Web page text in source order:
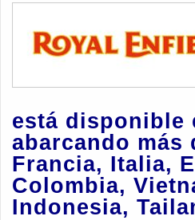
está disponible
abarcando más
Francia, Italia,
Colombia,
Indonesia,